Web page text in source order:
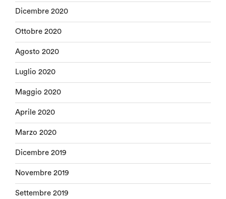
Dicembre 2020
Ottobre 2020
Agosto 2020
Luglio 2020
Maggio 2020
Aprile 2020
Marzo 2020
Dicembre 2019
Novembre 2019
Settembre 2019